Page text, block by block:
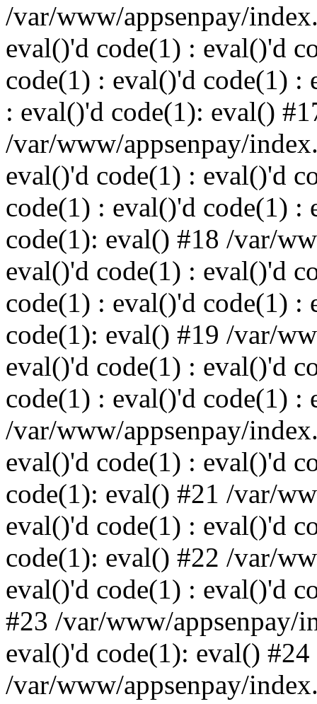
/var/www/appsenpay/
eval()'d code(1) : eval()'d
code(1) : eval()'d code(1) :
: eval()'d code(1): eval()
/var/www/appsenpay/
eval()'d code(1) : eval()'d
code(1) : eval()'d code(1) :
code(1): eval() #18 /var/
eval()'d code(1) : eval()'d
code(1) : eval()'d code(1) :
code(1): eval() #19 /var/
eval()'d code(1) : eval()'d
code(1) : eval()'d code(1) :
/var/www/appsenpay/
eval()'d code(1) : eval()'d
code(1): eval() #21 /var/
eval()'d code(1) : eval()'d
code(1): eval() #22 /var/
eval()'d code(1) : eval()'d
#23 /var/www/appsenpay/
eval()'d code(1): eval() #24
/var/www/appsenpay/